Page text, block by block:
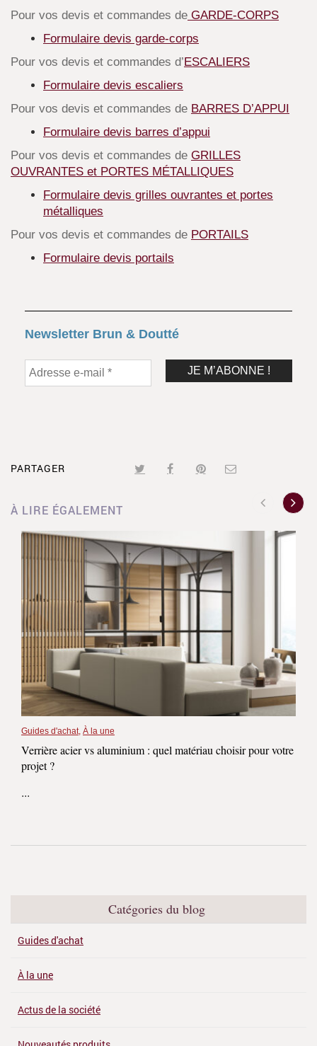
Pour vos devis et commandes de GARDE-CORPS
Formulaire devis garde-corps
Pour vos devis et commandes d’ ESCALIERS
Formulaire devis escaliers
Pour vos devis et commandes de BARRES D’APPUI
Formulaire devis barres d’appui
Pour vos devis et commandes de GRILLES
OUVRANTES et PORTES MÉTALLIQUES
Formulaire devis grilles ouvrantes et portes
métalliques
Pour vos devis et commandes de PORTAILS
Formulaire devis portails
Newsletter Brun & Doutté
PARTAGER
À LIRE ÉGALEMENT
Guides d'achat À la une
Verrière acier vs aluminium : quel matériau choisir pour votre
projet ?
...
Catégories du blog
Guides d'achat
À la une
Actus de la société